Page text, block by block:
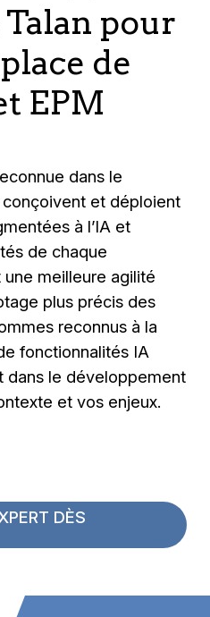
pour
de
EPM
dans le
et déploient
à l’IA et
de chaque
meilleure agilité
plus précis des
reconnus à la
fonctionnalités IA
dans le développement
et vos enjeux.
DÈS